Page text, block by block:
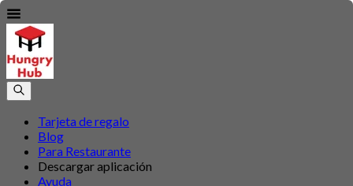
Tarjeta de regalo
Blog
Para Restaurante
Descargar aplicación
Ayuda